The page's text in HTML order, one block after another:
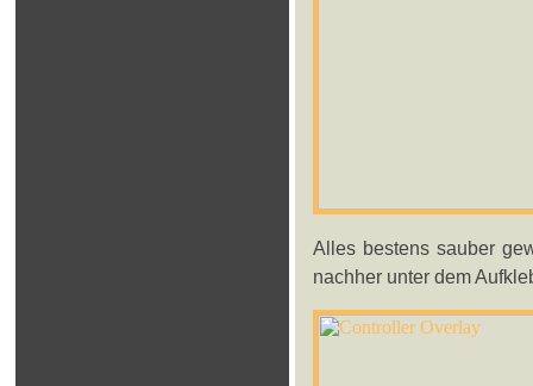
Alles bestens sauber
nachher unter dem